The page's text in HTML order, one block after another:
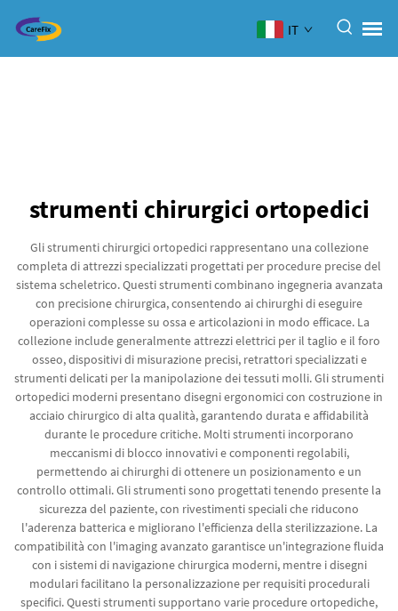
IT
strumenti chirurgici ortopedici
Gli strumenti chirurgici ortopedici rappresentano una collezione
completa di attrezzi specializzati progettati per procedure precise del
sistema scheletrico. Questi strumenti combinano ingegneria avanzata
con precisione chirurgica, consentendo ai chirurghi di eseguire
operazioni complesse su ossa e articolazioni in modo efficace. La
collezione include generalmente attrezzi elettrici per il taglio e il foro
osseo, dispositivi di misurazione precisi, retrattori specializzati e
strumenti delicati per la manipolazione dei tessuti molli. Gli strumenti
ortopedici moderni presentano disegni ergonomici con costruzione in
acciaio chirurgico di alta qualità, garantendo durata e affidabilità
durante le procedure critiche. Molti strumenti incorporano
meccanismi di blocco innovativi e componenti regolabili,
permettendo ai chirurghi di ottenere un posizionamento e un
controllo ottimali. Gli strumenti sono progettati tenendo presente la
sicurezza del paziente, con rivestimenti speciali che riducono
l'aderenza batterica e migliorano l'efficienza della sterilizzazione. La
compatibilità con l'imaging avanzato garantisce un'integrazione fluida
con i sistemi di navigazione chirurgica moderni, mentre i disegni
modulari facilitano la personalizzazione per requisiti procedurali
specifici. Questi strumenti supportano varie procedure ortopediche,